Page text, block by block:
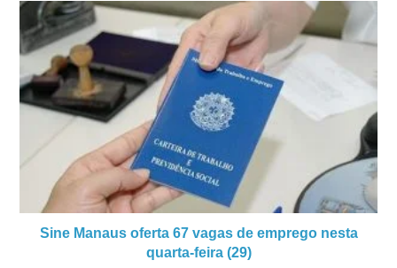
Sine Manaus oferta 67 vagas de emprego nesta
quarta-feira (29)